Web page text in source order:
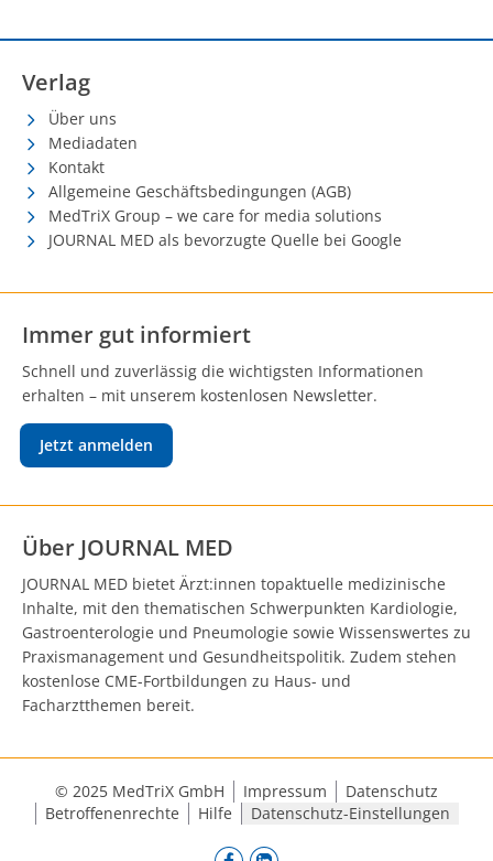
Verlag
Über uns
Mediadaten
Kontakt
Allgemeine Geschäftsbedingungen (AGB)
MedTriX Group – we care for media solutions
JOURNAL MED als bevorzugte Quelle bei Google
Immer gut informiert
Schnell und zuverlässig die wichtigsten Informationen
erhalten – mit unserem kostenlosen Newsletter.
Jetzt anmelden
Über JOURNAL MED
JOURNAL MED bietet Ärzt:innen topaktuelle medizinische
Inhalte, mit den thematischen Schwerpunkten Kardiologie,
Gastroenterologie und Pneumologie sowie Wissenswertes zu
Praxismanagement und Gesundheitspolitik. Zudem stehen
kostenlose CME-Fortbildungen zu Haus- und
Facharztthemen bereit.
© 2025 MedTriX GmbH Impressum
Datenschutz
Betroffenenrechte
Hilfe Datenschutz-Einstellungen